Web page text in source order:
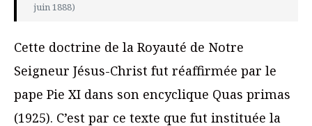
juin 1888)
Cette doctrine de la Royauté de Notre
Seigneur Jésus-Christ fut réaffirmée par le
pape Pie XI dans son encyclique Quas primas
(1925). C’est par ce texte que fut instituée la